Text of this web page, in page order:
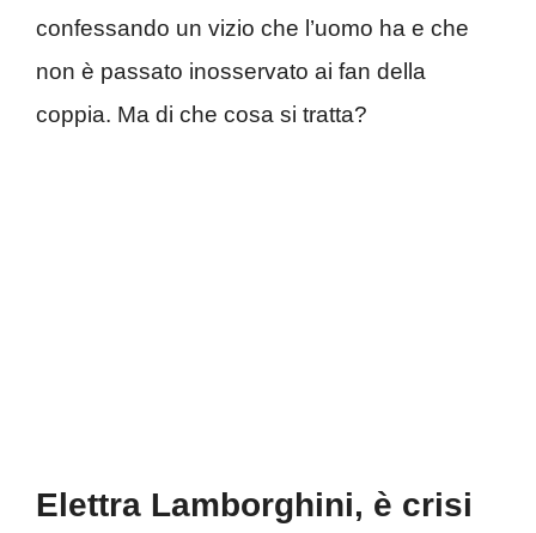
confessando un vizio che l’uomo ha e che
non è passato inosservato ai fan della
coppia. Ma di che cosa si tratta?
Elettra Lamborghini, è crisi